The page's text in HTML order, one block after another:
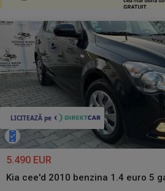
5.490 EUR
Kia cee'd 2010 benzina 1.4 euro 5